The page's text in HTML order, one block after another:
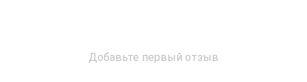
Добавьте первый отзыв